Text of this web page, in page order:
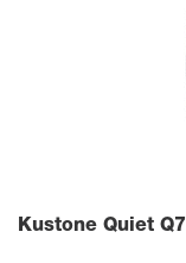
Kustone Quiet Q7